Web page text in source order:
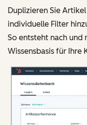
Duplizieren Sie
individuelle Filter
So entsteht nach und
Wissensbasis für Ihre